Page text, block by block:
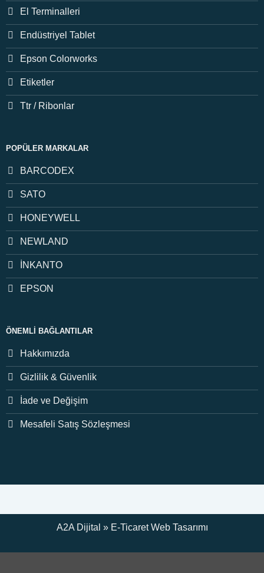
El Terminalleri
Endüstriyel Tablet
Epson Colorworks
Etiketler
Ttr / Ribonlar
POPÜLER MARKALAR
BARCODEX
SATO
HONEYWELL
NEWLAND
İNKANTO
EPSON
ÖNEMLI BAĞLANTILAR
Hakkımızda
Gizlilik & Güvenlik
İade ve Değişim
Mesafeli Satış Sözleşmesi
A2A Dijital » E-TicaretWeb Tasarımı